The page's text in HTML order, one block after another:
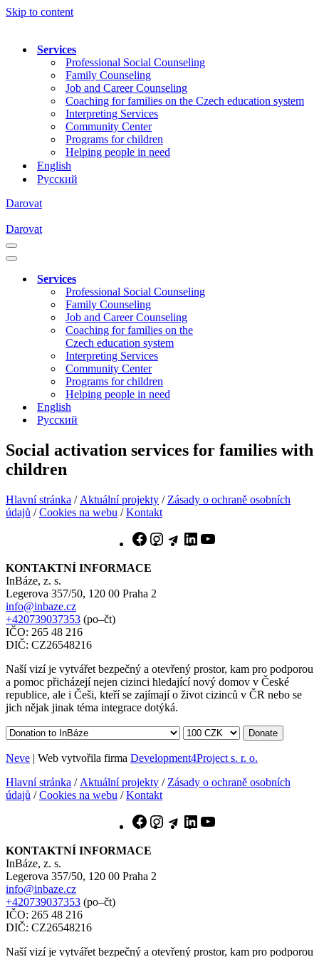
Skip to content
Services
Professional Social Counseling
Family Counseling
Job and Career Counseling
Coaching for families on the Czech education system
Interpreting Services
Community Center
Programs for children
Helping people in need
English
Русский
Darovat
Darovat
Navigation
Menu
Navigation
Services
Professional Social Counseling
Family Counseling
Job and Career Counseling
Coaching for families on the
Czech education system
Interpreting Services
Community Center
Programs for children
Helping people in need
English
Русский
Social activation services for families with
children
Hlavní stránka / Aktuální projekty / Zásady o ochraně osobních
údajů /Cookies na webu /Kontakt
Facebook
Instagram
TelegramLinkedIn
KONTAKTNÍ INFORMACE
InBáze, z. s.
Legerova 357/50, 120 00 Praha 2
info@inbaze.cz
+420739037353 (po–čt)
IČO: 265 48 216
DIČ: CZ26548216
Naší vizí je vytvářet bezpečný a otevřený prostor, kam pro podporou
a pomoc přicházejí nejen cizinci hledající nový domov v České
republice, ale i Češi, kteří se zajímají o život cizinců v ČR nebo se
jich nějak jinak téma integrace dotýká.
Donate
Neve | Web vytvořila firma Development4Project s. r. o.
Hlavní stránka / Aktuální projekty / Zásady o ochraně osobních
údajů /Cookies na webu /Kontakt
Facebook
Instagram
TelegramLinkedIn
KONTAKTNÍ INFORMACE
InBáze, z. s.
Legerova 357/50, 120 00 Praha 2
info@inbaze.cz
+420739037353 (po–čt)
IČO: 265 48 216
DIČ: CZ26548216
Naší vizí je vytvářet bezpečný a otevřený prostor, kam pro podporou